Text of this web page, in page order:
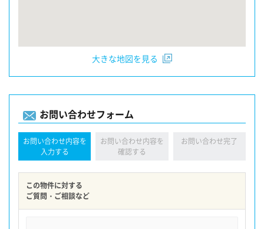
大きな地図を見る
お問い合わせフォーム
お問い合わせ内容を
入力する
お問い合わせ内容を
確認する
お問い合わせ完了
この物件に対する
ご質問・ご相談など